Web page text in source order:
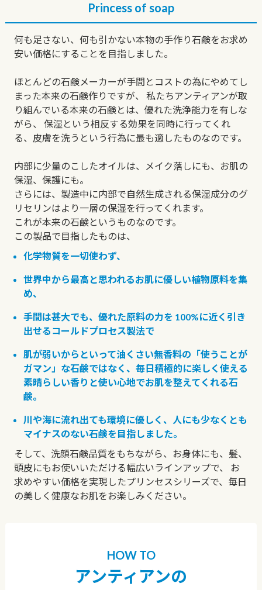
Princess of soap
何も足さない、何も引かない本物の手作り石鹸をお求め
安い価格にすることを目指しました。
ほとんどの石鹸メーカーが手間とコストの為にやめてし
まった本来の石鹸作りですが、
私たちアンティアンが取
り組んでいる本来の石鹸とは、優れた洗浄能力を有しな
がら、
保湿という相反する効果を同時に行ってくれ
る、皮膚を洗うという行為に最も適したものなのです。
内部に少量のこしたオイルは、メイク落しにも、お肌の
保湿、保護にも。
さらには、製造中に内部で自然生成される保湿成分のグ
リセリンはより一層の保湿を行ってくれます。
これが本来の石鹸というものなのです。
この製品で目指したものは、
化学物質を一切使わず、
世界中から最高と思われるお肌に優しい植物原料を集
め、
手間は甚大でも、優れた原料の力を 100%に近く引き
出せるコールドプロセス製法で
肌が弱いからといって油くさい無香料の「使うことが
ガマン」な石鹸ではなく、 毎日積極的に楽しく使える
素晴らしい香りと使い心地でお肌を整えてくれる石
鹸。
川や海に流れ出ても環境に優しく、人にも少なくとも
マイナスのない石鹸を目指しました。
そして、洗顔石鹸品質をもちながら、お身体にも、髪、
頭皮にもお使いいただける幅広いラインアップで、
お
求めやすい価格を実現したプリンセスシリーズで、毎日
の美しく健康なお肌をお楽しみください。
HOW TO
アンティアンの